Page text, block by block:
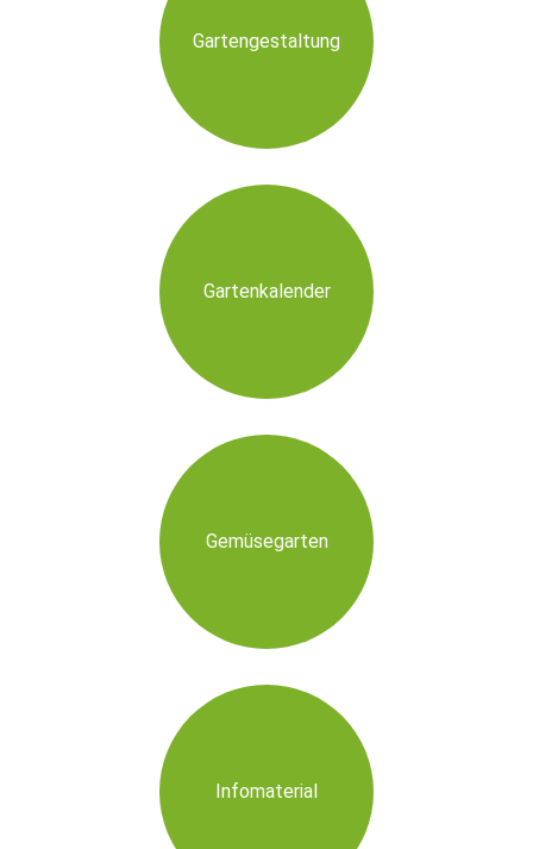
Gartengestaltung
Gartenkalender
Gemüsegarten
Infomaterial